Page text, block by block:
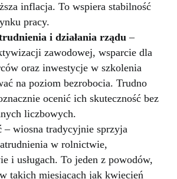
inflacja. To wspiera stabilność
pracy.
i działania rządu –
zawodowej, wsparcie dla
oraz inwestycje w szkolenia
na poziom bezrobocia. Trudno
ocenić ich skuteczność bez
liczbowych.
– wiosna tradycyjnie sprzyja
w rolnictwie,
i usługach. To jeden z powodów,
takich miesiącach jak kwiecień